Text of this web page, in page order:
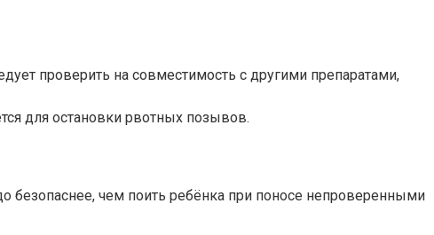
проверить на совместимость с другими препаратами,
для остановки рвотных позывов.
безопаснее, чем поить ребёнка при поносе непроверенными